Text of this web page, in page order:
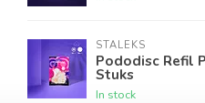
STALEKS
Pododisc Refil
Stuks
In stock